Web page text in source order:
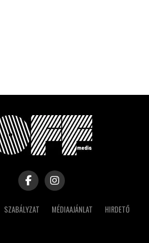
SZABÁLYZAT MÉDIAAJÁNLAT HIRDETŐ